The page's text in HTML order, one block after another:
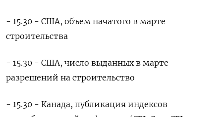
- 15.30 - США, объем начатого в марте
строительства
- 15.30 - США, число выданных в марте
разрешений на строительство
- 15.30 - Канада, публикация индексов